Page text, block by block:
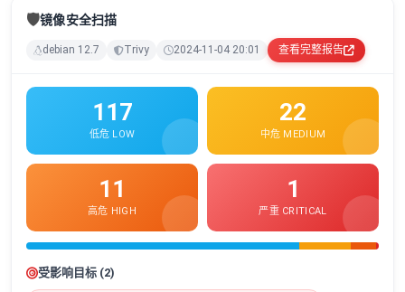
🛡️镜像安全扫描
debian 12.7 Trivy 2024-11-04 20:01 查看完整报告
117
低危 LOW
22
中危 MEDIUM
11
高危 HIGH
1
严重 CRITICAL
受影响目标 (2)